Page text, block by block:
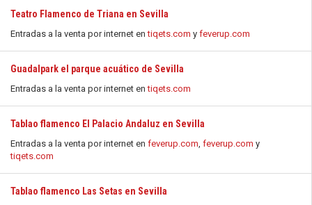
Teatro Flamenco de Triana en Sevilla
Entradas a la venta por internet entiqets.com y feverup.com
Guadalpark el parque acuático de Sevilla
Entradas a la venta por internet entiqets.com
Tablao flamenco El Palacio Andaluz en Sevilla
Entradas a la venta por internet en feverup.com, feverup.com y
tiqets.com
Tablao flamenco Las Setas en Sevilla